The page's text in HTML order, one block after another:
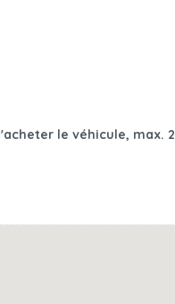
le véhicule, max. 2